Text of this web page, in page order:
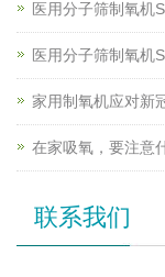
医用分子筛制氧机
医用分子筛制氧机
家用制氧机应对新
在家吸氧，要注意
联系我们